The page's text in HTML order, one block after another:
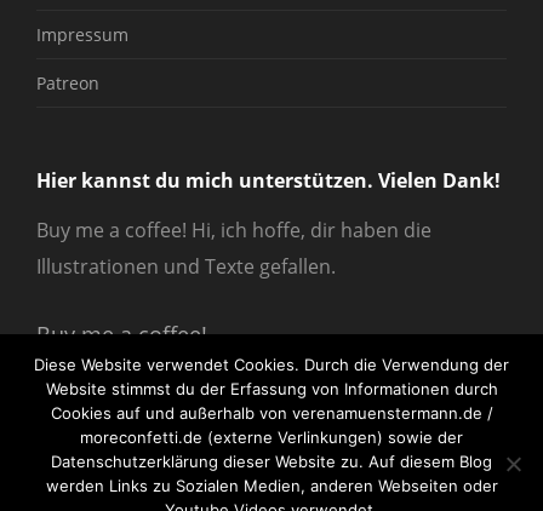
Impressum
Patreon
Hier kannst du mich unterstützen. Vielen Dank!
Buy me a coffee! Hi, ich hoffe, dir haben die
Illustrationen und Texte gefallen.
Buy me a coffee!
verenamuenstermannAll Rights Reserved.
Diese Website verwendet Cookies. Durch die Verwendung der
Website stimmst du der Erfassung von Informationen durch
Cookies auf und außerhalb von verenamuenstermann.de /
moreconfetti.de (externe Verlinkungen) sowie der
Datenschutzerklärung dieser Website zu. Auf diesem Blog
werden Links zu Sozialen Medien, anderen Webseiten oder